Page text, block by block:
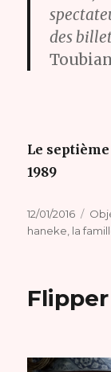
des
Le
1989
Publié
le
12/01/2016
haneke la